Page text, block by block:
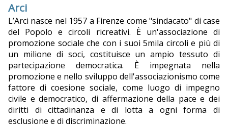
Arci
L’Arci nasce nel 1957 a Firenze come "sindacato" di case
del Popolo e circoli ricreativi. È un'associazione di
promozione sociale che con i suoi 5mila circoli e più di
un milione di soci, costituisce un ampio tessuto di
partecipazione democratica. È impegnata nella
promozione e nello sviluppo dell'associazionismo come
fattore di coesione sociale, come luogo di impegno
civile e democratico, di affermazione della pace e dei
diritti di cittadinanza e di lotta a ogni forma di
esclusione e di discriminazione.